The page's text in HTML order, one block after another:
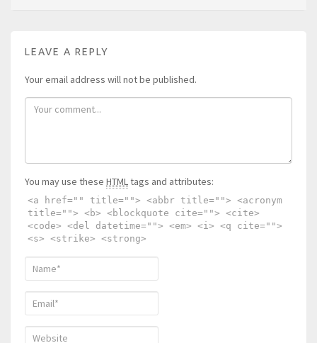
LEAVE A REPLY
Your email address will not be published.
You may use these HTMLtags and attributes:
<a href="" title=""> <abbr title=""> <acronym
title=""> <b> <blockquote cite=""> <cite>
<code> <del datetime=""> <em> <i> <q cite="">
<s> <strike> <strong>